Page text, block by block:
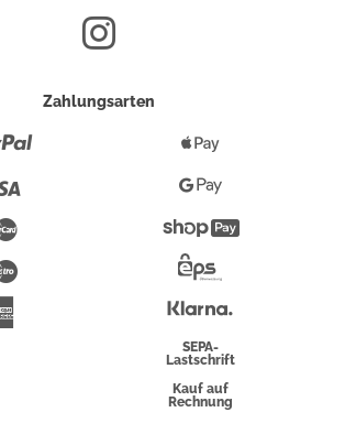
Zahlungsarten
Maestro
Pay
Google
Pay
Überweisung
SEPA-
Lastschrift
Kauf auf
Rechnung